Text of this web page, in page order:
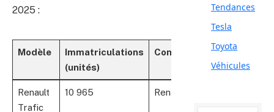
2025 :
Modèle
Immatriculations
(unités)
Constructeur
Renault
Trafic
10 965 Renault
Tendances
Tesla
Toyota
Véhicules